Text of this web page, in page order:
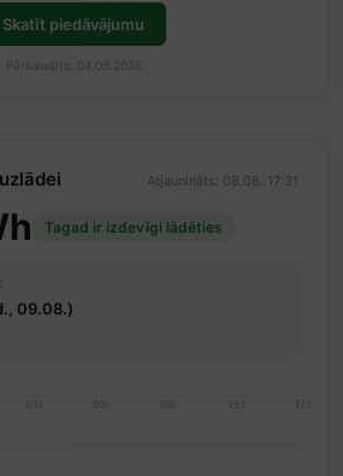
Skatīt piedāvājumu
Pārbaudīts: 04.08.2026
Atjaunināts: 08.08. 17:31
Tagad ir izdevīgi lādēties
09.08.)
01:00 05:00 09:00 13:00 17:00